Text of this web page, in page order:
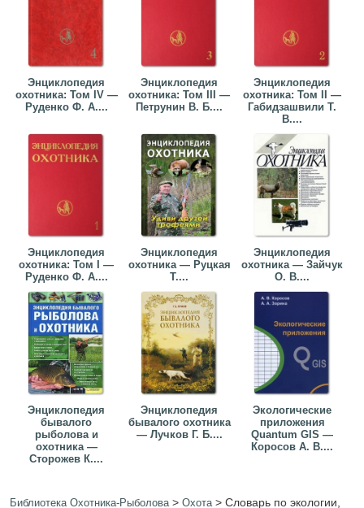
Энциклопедия
охотника: Том IV —
Руденко Ф. А....
Энциклопедия
охотника: Том III —
Петрунин В. Б....
Энциклопедия
охотника: Том II —
Габидзашвили Т.
В....
Энциклопедия
охотника: Том I —
Руденко Ф. А....
Энциклопедия
охотника — Руцкая
Т....
Энциклопедия
охотника — Зайчук
О. В....
Энциклопедия
бывалого
рыболова и
охотника —
Сторожев К....
Энциклопедия
бывалого охотника
— Лучков Г. Б....
Экологические
приложения
Quantum GIS —
Коросов А. В....
Библиотека Охотника-Рыболова>Охота>Словарь по экологии,